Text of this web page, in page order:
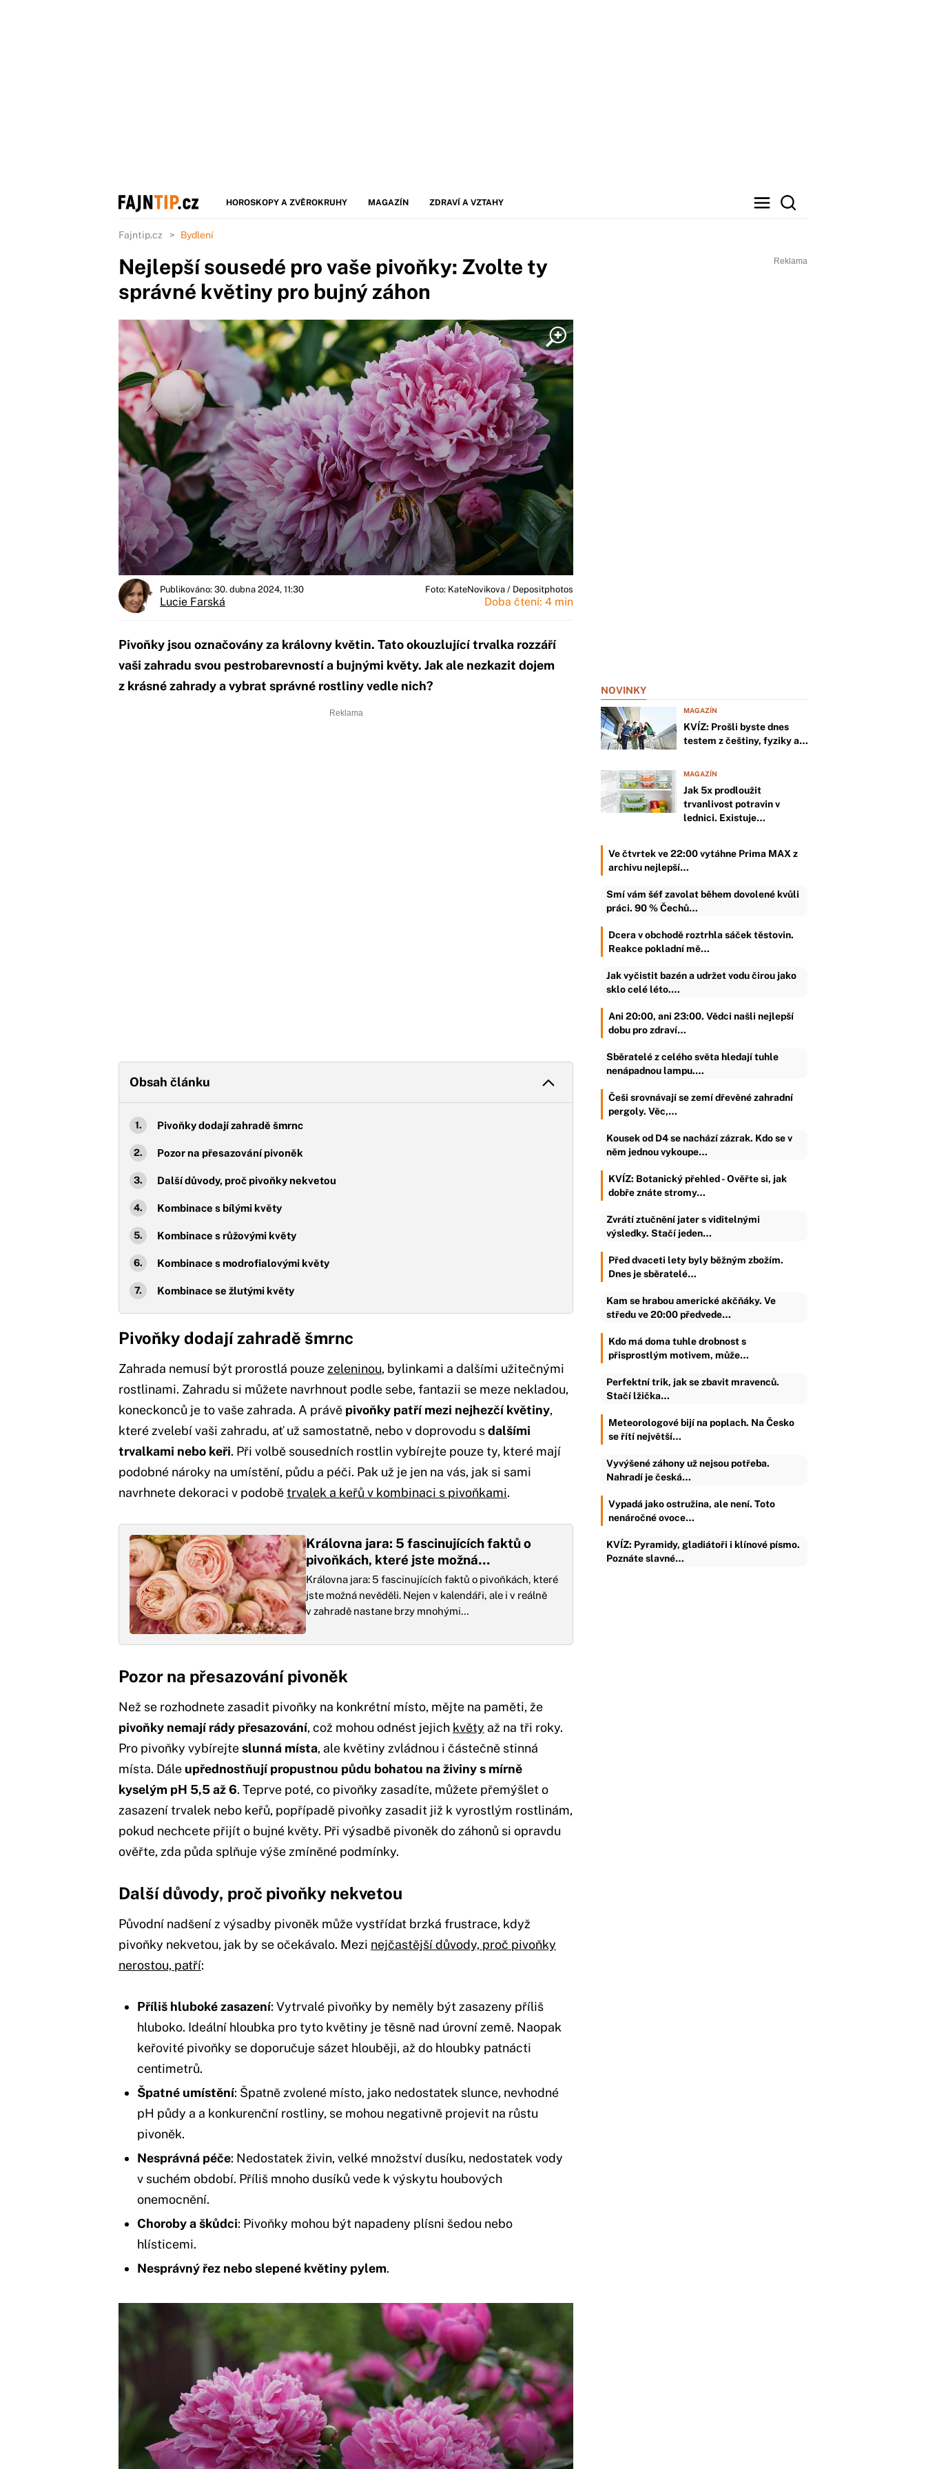
HOROSKOPY A ZVĚROKRUHY MAGAZÍN ZDRAVÍ A VZTAHY
Fajntip.cz Bydlení
Nejlepší sousedé pro vaše pivoňky: Zvolte ty
správné květiny pro bujný záhon
Publikováno: 30. dubna 2024, 11:30
Lucie Farská
Foto: KateNovikova / Depositphotos
Doba čtení: 4 min
Pivoňky jsou označovány za královny květin. Tato okouzlující trvalka rozzáří
vaši zahradu svou pestrobarevností a bujnými květy. Jak ale nezkazit dojem
z krásné zahrady a vybrat správné rostliny vedle nich?
Obsah článku
Pivoňky dodají zahradě šmrnc
Pozor na přesazování pivoněk
Další důvody, proč pivoňky nekvetou
Kombinace s bílými květy
Kombinace s růžovými květy
Kombinace s modrofialovými květy
Kombinace se žlutými květy
Pivoňky dodají zahradě šmrnc
Zahrada nemusí být prorostlá pouzezeleninou, bylinkami a dalšími užitečnými
rostlinami. Zahradu si můžete navrhnout podle sebe, fantazii se meze nekladou,
koneckonců je to vaše zahrada. A právě pivoňky patří mezi nejhezčí květiny,
které zvelebí vaši zahradu, ať už samostatně, nebo v doprovodu sdalšími
trvalkami nebo keři. Při volbě sousedních rostlin vybírejte pouze ty, které mají
podobné nároky na umístění, půdu a péči. Pak už je jen na vás, jak si sami
navrhnete dekoraci v podobě trvalek a keřů v kombinaci s pivoňkami.
Královna jara: 5 fascinujících faktů o
pivoňkách, které jste možná…
Královna jara: 5 fascinujících faktů o pivoňkách, které
jste možná nevěděli. Nejen v kalendáři, ale i v reálně
v zahradě nastane brzy mnohými…
Pozor na přesazování pivoněk
Než se rozhodnete zasadit pivoňky na konkrétní místo, mějte na paměti, že
pivoňky nemají rády přesazování, což mohou odnést jejich květy až na tři roky.
Pro pivoňky vybírejteslunná místa, ale květiny zvládnou i částečně stinná
místa. Dále upřednostňují propustnou půdu bohatou na živiny s mírně
kyselým pH 5,5 až 6. Teprve poté, co pivoňky zasadíte, můžete přemýšlet o
zasazení trvalek nebo keřů, popřípadě pivoňky zasadit již k vyrostlým rostlinám,
pokud nechcete přijít o bujné květy. Při výsadbě pivoněk do záhonů si opravdu
ověřte, zda půda splňuje výše zmíněné podmínky.
Další důvody, proč pivoňky nekvetou
Původní nadšení z výsadby pivoněk může vystřídat brzká frustrace, když
pivoňky nekvetou, jak by se očekávalo. Mezi nejčastější důvody, proč pivoňky
nerostou, patří:
Příliš hluboké zasazení: Vytrvalé pivoňky by neměly být zasazeny příliš
hluboko. Ideální hloubka pro tyto květiny je těsně nad úrovní země. Naopak
keřovité pivoňky se doporučuje sázet hlouběji, až do hloubky patnácti
centimetrů.
Špatné umístění: Špatně zvolené místo, jako nedostatek slunce, nevhodné
pH půdy a a konkurenční rostliny, se mohou negativně projevit na růstu
pivoněk.
Nesprávná péče: Nedostatek živin, velké množství dusíku, nedostatek vody
v suchém období. Příliš mnoho dusíků vede k výskytu houbových
onemocnění.
Choroby a škůdci: Pivoňky mohou být napadeny plísni šedou nebo
hlísticemi.
Nesprávný řez nebo slepené květiny pylem.
NOVINKY
MAGAZÍN
KVÍZ: Prošli byste dnes
testem z češtiny, fyziky a…
MAGAZÍN
Jak 5x prodloužit
trvanlivost potravin v
lednici. Existuje…
Ve čtvrtek ve 22:00 vytáhne Prima MAX z
archivu nejlepší…
Smí vám šéf zavolat během dovolené kvůli
práci. 90 % Čechů…
Dcera v obchodě roztrhla sáček těstovin.
Reakce pokladní mě…
Jak vyčistit bazén a udržet vodu čirou jako
sklo celé léto.…
Ani 20:00, ani 23:00. Vědci našli nejlepší
dobu pro zdraví…
Sběratelé z celého světa hledají tuhle
nenápadnou lampu.…
Češi srovnávají se zemí dřevěné zahradní
pergoly. Věc,…
Kousek od D4 se nachází zázrak. Kdo se v
něm jednou vykoupe…
KVÍZ: Botanický přehled - Ověřte si, jak
dobře znáte stromy…
Zvrátí ztučnění jater s viditelnými
výsledky. Stačí jeden…
Před dvaceti lety byly běžným zbožím.
Dnes je sběratelé…
Kam se hrabou americké akčňáky. Ve
středu ve 20:00 předvede…
Kdo má doma tuhle drobnost s
přisprostlým motivem, může…
Perfektní trik, jak se zbavit mravenců.
Stačí lžička…
Meteorologové bijí na poplach. Na Česko
se řítí největší…
Vyvýšené záhony už nejsou potřeba.
Nahradí je česká…
Vypadá jako ostružina, ale není. Toto
nenáročné ovoce…
KVÍZ: Pyramidy, gladiátoři i klínové písmo.
Poznáte slavné…